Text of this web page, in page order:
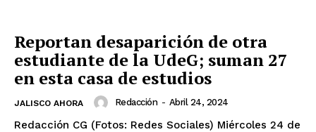
Reportan desaparición de otra
estudiante de la UdeG; suman 27
en esta casa de estudios
JALISCO AHORA Redacción - Abril 24, 2024
Redacción CG (Fotos: Redes Sociales) Miércoles 24 de